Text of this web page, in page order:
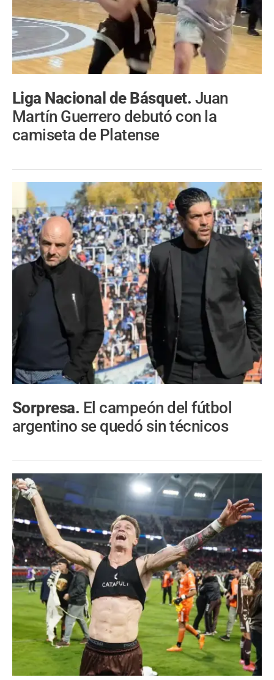
Liga Nacional de Básquet. Juan
Martín Guerrero debutó con la
camiseta de Platense
Sorpresa. El campeón del fútbol
argentino se quedó sin técnicos